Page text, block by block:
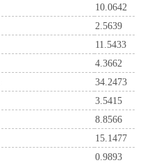
10.0642
2.5639
11.5433
4.3662
34.2473
3.5415
8.8566
15.1477
0.9893